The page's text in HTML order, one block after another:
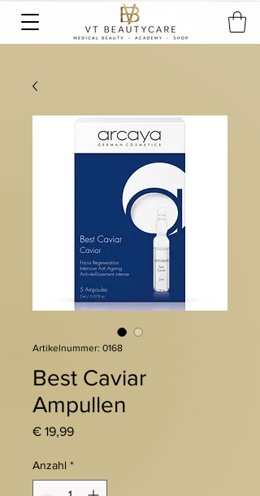
Artikelnummer: 0168
Best Caviar
Ampullen
€ 19,99Preis
Anzahl *